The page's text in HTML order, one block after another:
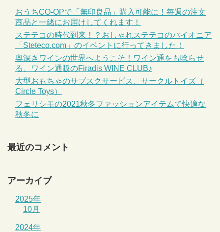
おうちCO-OPで「無印良品」購入可能に！毎週の注文
商品と一緒にお届けしてくれます！
ステテコの時代到来！？おしゃれステテコのパイオニア
「Steteco.com」のイベントに行ってきました！
奥深きワインの世界へようこそ！ワイン通をも唸らせ
る、ワイン通販のFiradis WINE CLUB♪
大型おもちゃのサブスクサービス、サークルトイズ（
Circle Toys）
フェリシモの2021秋冬ファッションアイテムで快適な
秋冬に
最近のコメント
アーカイブ
2025年
10月
2024年